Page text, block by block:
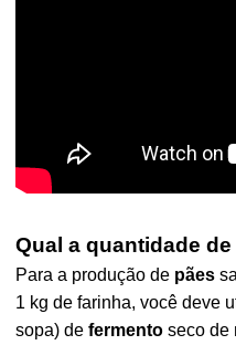
Qual a quantidade
Para a produção de pães
1 kg de farinha, você deve
sopa) defermento seco de